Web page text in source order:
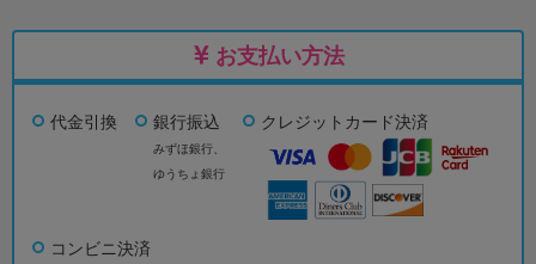
お支払い方法
代金引換 銀行振込
みずほ銀行、
ゆうちょ銀行
クレジットカード決済
コンビニ決済